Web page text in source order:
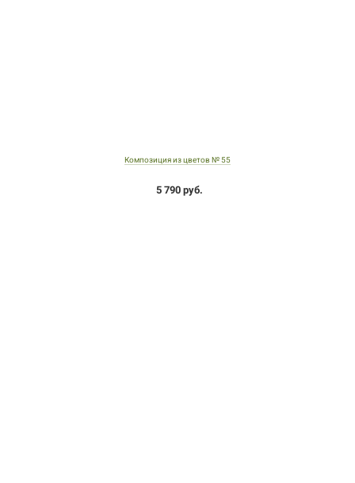
Композиция из цветов № 55
5 790 руб.